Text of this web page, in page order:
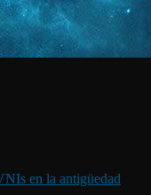
en la antigüedad